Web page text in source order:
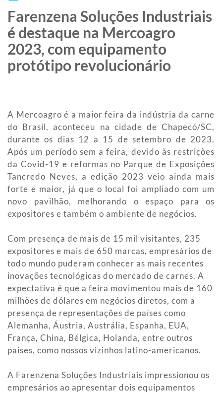
Farenzena Soluções Industriais
é destaque na Mercoagro
2023, com equipamento
protótipo revolucionário
A Mercoagro é a maior feira da indústria da carne
do Brasil, aconteceu na cidade de Chapecó/SC,
durante os dias 12 a 15 de setembro de 2023.
Após um período sem a feira, devido às restrições
da Covid-19 e reformas no Parque de Exposições
Tancredo Neves, a edição 2023 veio ainda mais
forte e maior, já que o local foi ampliado com um
novo pavilhão, melhorando o espaço para os
expositores e também o ambiente de negócios.
Com presença de mais de 15 mil visitantes, 235
expositores e mais de 650 marcas, empresários de
todo mundo puderam conhecer as mais recentes
inovações tecnológicas do mercado de carnes. A
expectativa é que a feira movimentou mais de 160
milhões de dólares em negócios diretos, com a
presença de representações de países como
Alemanha, Áustria, Austrália, Espanha, EUA,
França, China, Bélgica, Holanda, entre outros
países, como nossos vizinhos latino-americanos.
A Farenzena Soluções Industriais impressionou os
empresários ao apresentar dois equipamentos